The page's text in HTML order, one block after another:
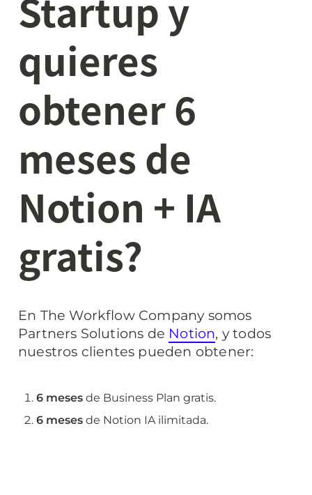
Startup y
quieres
obtener 6
meses de
Notion + IA
gratis?
En The Workflow Company somos
Partners Solutions de Notion, y todos
nuestros clientes pueden obtener:
6 meses de Business Plan gratis.
6 meses de Notion IA ilimitada.